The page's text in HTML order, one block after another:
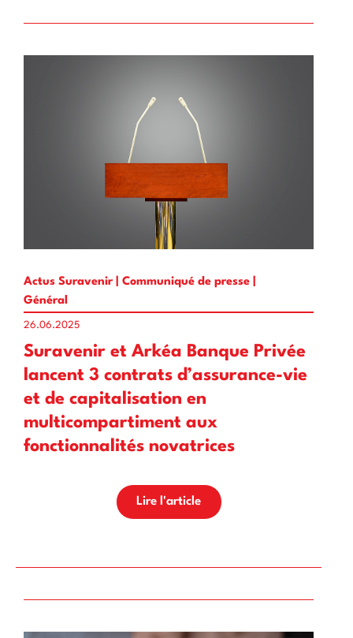
Actus Suravenir | Communiqué de presse |
Général
26.06.2025
Suravenir et Arkéa Banque Privée
lancent 3 contrats d’assurance-vie
et de capitalisation en
multicompartiment aux
fonctionnalités novatrices
Lire l'article